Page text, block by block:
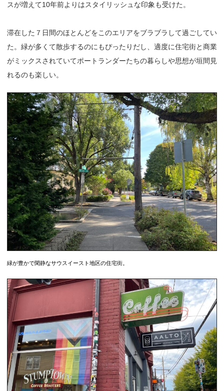
スが増えて10年前よりはスタイリッシュな印象も受けた。
滞在した７日間のほとんどをこのエリアをブラブラして過ごしてい
た。緑が多くて散歩するのにもぴったりだし、適度に住宅街と商業
がミックスされていてポートランダーたちの暮らしや思想が垣間見
れるのも楽しい。
緑が豊かで閑静なサウスイースト地区の住宅街。